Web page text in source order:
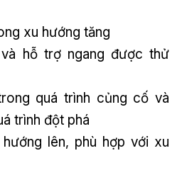
xu hướng tăng
hỗ trợ ngang được thử
quá trình củng cố và
trình đột phá
lên, phù hợp với xu